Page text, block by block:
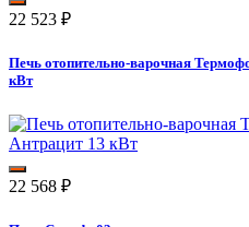
22 523 ₽
Печь отопительно-варочная
кВт
22 568 ₽